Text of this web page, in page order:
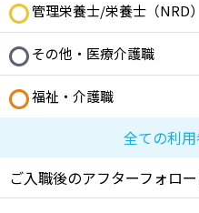
管理栄養士/栄養士（NRD）
その他・医療介護職
福祉・介護職
全ての利
ご入職後のアフターフォロ